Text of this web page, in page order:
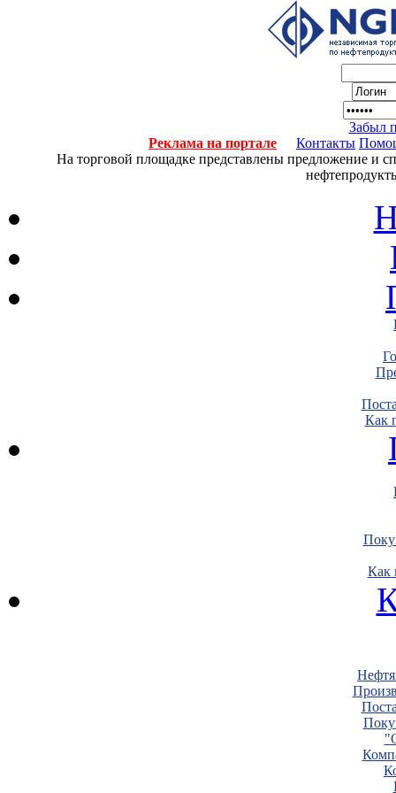
Забыл
Реклама на портале
Контакты
На торговой площадке представлены предложение и
Как
Как